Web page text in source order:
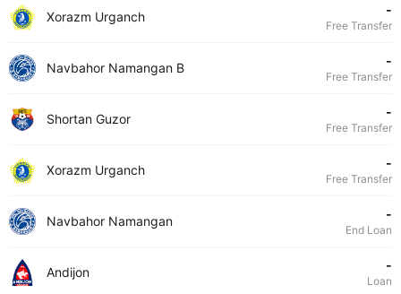
Xorazm Urganch -
Free Transfer
Navbahor Namangan B -
Free Transfer
Shortan Guzor -
Free Transfer
Xorazm Urganch -
Free Transfer
Navbahor Namangan -
End Loan
Andijon -
Loan